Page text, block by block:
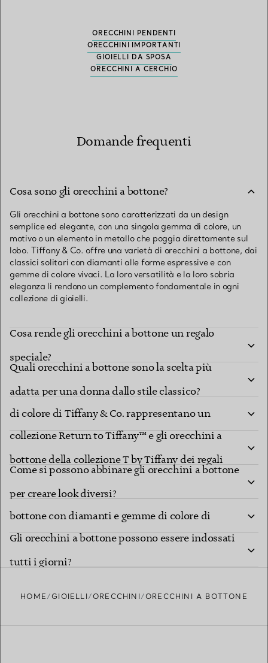
ORECCHINI PENDENTI
ORECCHINI IMPORTANTI
GIOIELLI DA SPOSA
ORECCHINI A CERCHIO
Domande frequenti
Cosa sono gli orecchini a bottone?
Gli orecchini a bottone sono caratterizzati da un design
semplice ed elegante, con una singola gemma di colore, un
motivo o un elemento in metallo che poggia direttamente sul
lobo. Tiffany & Co. offre una varietà di orecchini a bottone, dai
classici solitari con diamanti alle forme espressive e con
gemme di colore vivaci. La loro versatilità e la loro sobria
eleganza li rendono un complemento fondamentale in ogni
collezione di gioielli.
Cosa rende gli orecchini a bottone un regalo
speciale?
Quali orecchini a bottone sono la scelta più
adatta per una donna dallo stile classico?
In che modo gli orecchini a bottone con gemme
di colore di Tiffany & Co. rappresentano un
regalo versatile?
Cosa rende gli orecchini a bottone a cuore della
collezione Return to Tiffany™ e gli orecchini a
bottone della collezione T by Tiffany dei regali
Come si possono abbinare gli orecchini a bottone
per creare look diversi?
Che cosa contraddistingue gli orecchini a
bottone con diamanti e gemme di colore di
Tiffany?
Gli orecchini a bottone possono essere indossati
tutti i giorni?
HOME GIOIELLI ORECCHINI ORECCHINI A BOTTONE